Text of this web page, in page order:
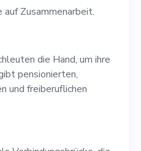
Steward, der
und
bietet,
zu
Zusammenarbeit.
die Hand, um ihre
pensionierten,
und freiberuflichen